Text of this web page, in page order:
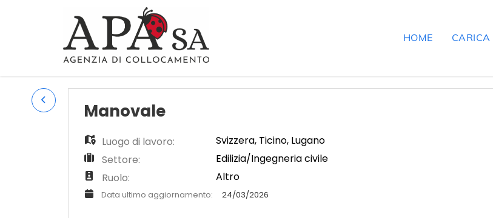
HOME CARICA
Manovale
Luogo di lavoro: Svizzera, Ticino, Lugano
Settore:
Edilizia/Ingegneria civile
Ruolo:
Altro
Data ultimo aggiornamento: 24/03/2026